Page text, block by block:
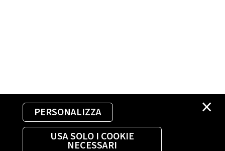
×
PERSONALIZZA
USA SOLO I COOKIE
NECESSARI